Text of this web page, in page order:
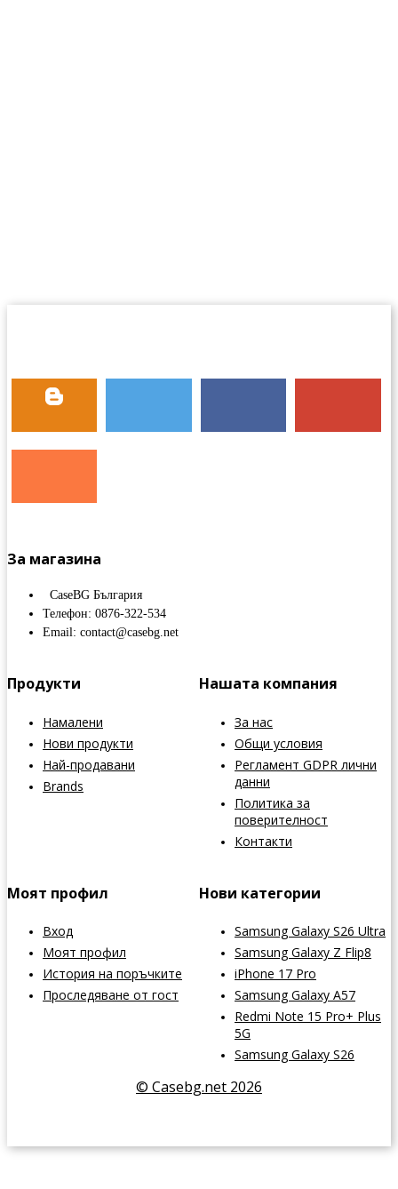
За магазина
CaseBG България
Телефон: 0876-322-534
Email: contact@casebg.net
Продукти
Намалени
Нови продукти
Най-продавани
Brands
Нашата компания
За нас
Общи условия
Регламент GDPR лични
данни
Политика за
поверителност
Контакти
Моят профил
Вход
Моят профил
История на поръчките
Проследяване от гост
Нови категории
Samsung Galaxy S26 Ultra
Samsung Galaxy Z Flip8
iPhone 17 Pro
Samsung Galaxy A57
Redmi Note 15 Pro+ Plus
5G
Samsung Galaxy S26
© Casebg.net 2026